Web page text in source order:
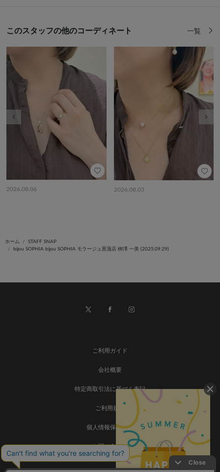
このスタッフの他のコーディネート 一覧
2026.08.06 2026.08.03
前の画像
ホーム
STAFF SNAP
bijou SOPHIA bijou SOPHIA モラージュ菖蒲店 栁澤 一美 (2025.09.29)
ご利用ガイド
会社概要
特定商取引法に基づく表記
ご利用規約
個人情報保護方針
お問い合わせ